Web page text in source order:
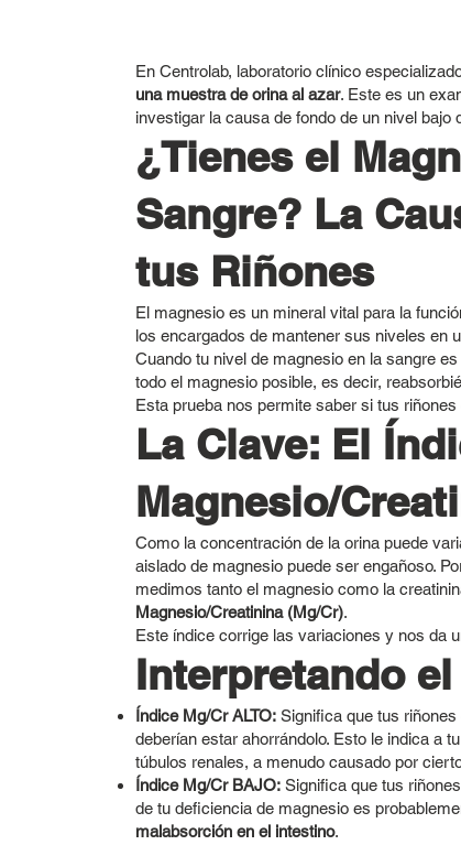
En Centrolab, laboratorio clínico
una muestra de orina al azar. Este es un
investigar la causa de fondo de un nivel bajo
¿Tienes el
Sangre? La
tus Riñones
El magnesio es un mineral vital para la
los encargados de mantener sus niveles en
Cuando tu nivel de magnesio en la sangre
todo el magnesio posible, es decir,
Esta prueba nos permite saber si tus
La Clave: El
Magnesio/
Como la concentración de la orina puede
aislado de magnesio puede ser engañoso.
medimos tanto el magnesio como la
Magnesio/Creatinina (Mg/Cr).
Este índice corrige las variaciones y nos da
Interpretando
Índice Mg/Cr ALTO: Significa que tus
deberían estar ahorrándolo. Esto le indica a
túbulos renales, a menudo causado por
Índice Mg/Cr BAJO: Significa que tus
de tu deficiencia de magnesio es
malabsorción en el intestino.